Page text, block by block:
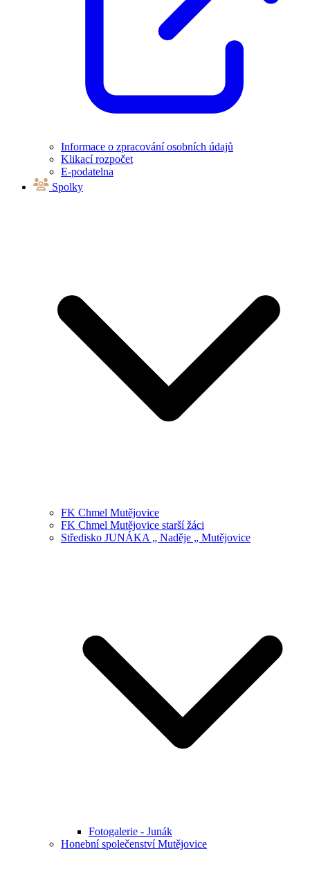
Informace o zpracování osobních údajů
Klikací rozpočet
E-podatelna
Spolky
FK Chmel Mutějovice
FK Chmel Mutějovice starší žáci
Středisko JUNÁKA „ Naděje „ Mutějovice
Fotogalerie - Junák
Honební společenství Mutějovice